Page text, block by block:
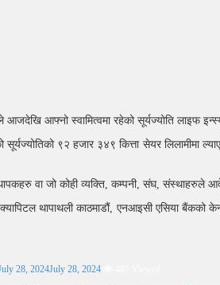
आफ्नो स्वामित्वमा रहेको सूर्यज्योति लाइफ
९२ हजार ३४९ कित्ता सेयर लिलामीमा
वा जो कोही व्यक्ति, कम्पनी, संघ,
थापाथली काठमाडौं, एनआइसी एसिया बैंकको
28, 2024July 28, 2024